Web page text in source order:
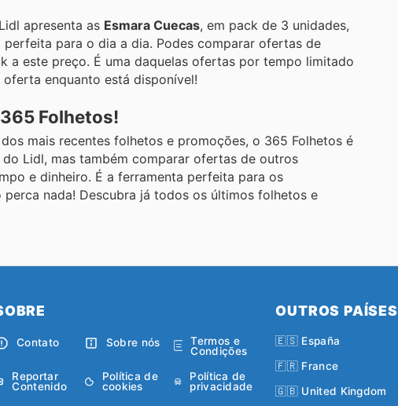
apresenta as Esmara Cuecas, em pack de 3 unidades,
para o dia a dia. Podes comparar ofertas de
a este preço. É uma daquelas ofertas por tempo limitado
enquanto está disponível!
Folhetos!
mais recentes folhetos e promoções, o 365 Folhetos é
Lidl, mas também comparar ofertas de outros
e dinheiro. É a ferramenta perfeita para os
nada! Descubra já todos os últimos folhetos e
Contato Sobre nós
Termos e
Condições
Reportar
Contenido
Política de
cookies
Política de
privacidade
OUTROS PAÍSES
🇪🇸 España
🇫🇷 France
🇬🇧 United Kingdom